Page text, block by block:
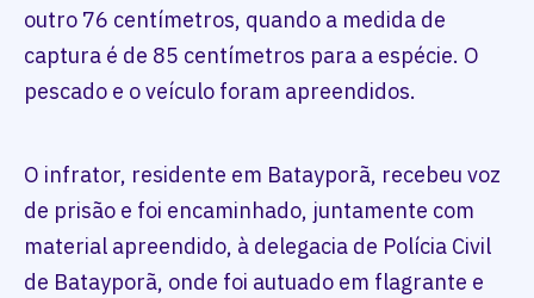
outro 76 centímetros, quando a medida de
captura é de 85 centímetros para a espécie. O
pescado e o veículo foram apreendidos.
O infrator, residente em Batayporã, recebeu voz
de prisão e foi encaminhado, juntamente com
material apreendido, à delegacia de Polícia Civil
de Batayporã, onde foi autuado em flagrante e